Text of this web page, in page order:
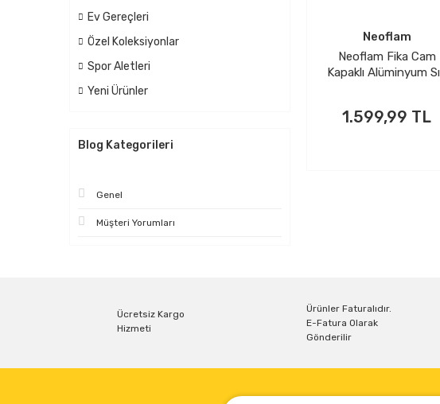
Ev Gereçleri
Özel Koleksiyonlar
Spor Aletleri
Yeni Ürünler
Blog Kategorileri
Genel
Müşteri Yorumları
Neoflam
Neoflam Fika Cam
Kapaklı Alüminyum
1.599,99 TL
Ücretsiz Kargo
Hizmeti
Ürünler Faturalıdır.
E-Fatura Olarak
Gönderilir